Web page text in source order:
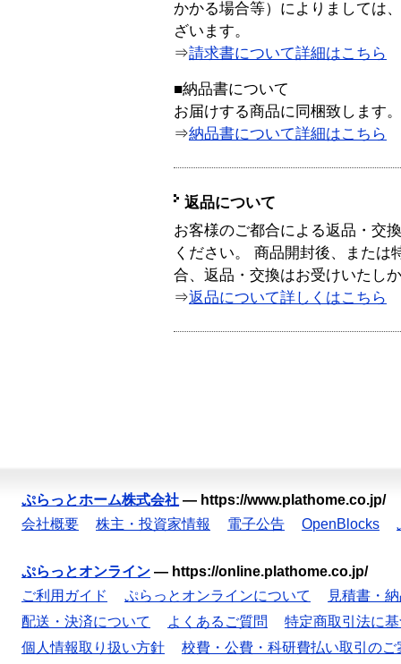
かかる場合等）によりましては
ざいます。
⇒請求書について詳細はこちら
■納品書について
お届けする商品に同梱致します。
⇒納品書について詳細はこちら
返品について
お客様のご都合による返品・交
ください。 商品開封後、または
合、返品・交換はお受けいたし
⇒返品について詳しくはこちら
ぷらっとホーム株式会社 — https://www.plathome.co.jp/
会社概要
株主・投資家情報 電子公告 OpenBlocks
ぷらっとオンライン — https://online.plathome.co.jp/
ご利用ガイド
ぷらっとオンラインについて
見積書・
配送・決済について
よくあるご質問
特定商取引法に
個人情報取り扱い方針
校費・公費・科研費払い取引のご